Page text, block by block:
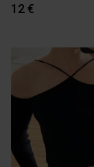
12 €